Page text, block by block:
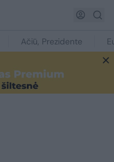
Ačiū, Prezidente